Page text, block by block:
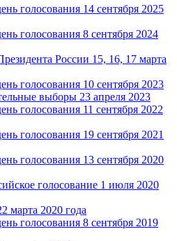
голосования 14 сентября 2025
голосования 8 сентября 2024
России 15, 16, 17 марта
голосования 10 сентября 2023
выборы 23 апреля 2023
голосования 11 сентября 2022
голосования 19 сентября 2021
голосования 13 сентября 2020
голосование 1 июля 2020
марта 2020 года
голосования 8 сентября 2019